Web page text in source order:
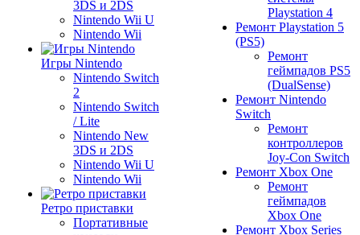
3DS и 2DS
Nintendo Wii U
Nintendo Wii
Игры Nintendo
Nintendo Switch
2
Nintendo Switch
/ Lite
Nintendo New
3DS и 2DS
Nintendo Wii U
Nintendo Wii
Ретро приставки
Портативные
Playstation 4
Ремонт Playstation 5
(PS5)
Ремонт
геймпадов PS5
(DualSense)
Ремонт Nintendo
Switch
Ремонт
контроллеров
Joy-Con Switch
Ремонт Xbox One
Ремонт
геймпадов
Xbox One
Ремонт Xbox Series